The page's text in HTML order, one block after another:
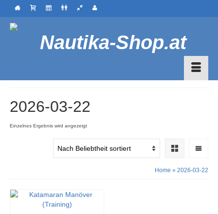
2026-03-22
Einzelnes Ergebnis wird angezeigt
Home » 2026-03-22